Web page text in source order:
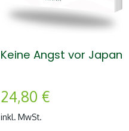
Keine Angst vor Japan
24,80 €
inkl. MwSt.